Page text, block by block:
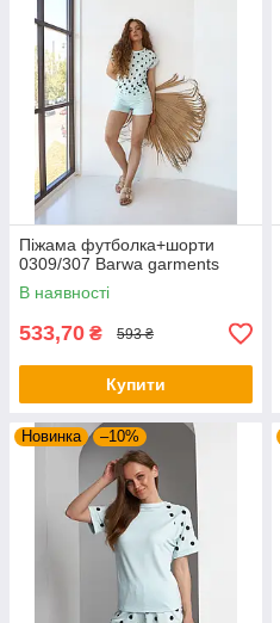
Піжама футболка+шорти
0309/307 Barwa garments
В наявності
533,70 ₴ 593 ₴
Купити
Новинка –10%